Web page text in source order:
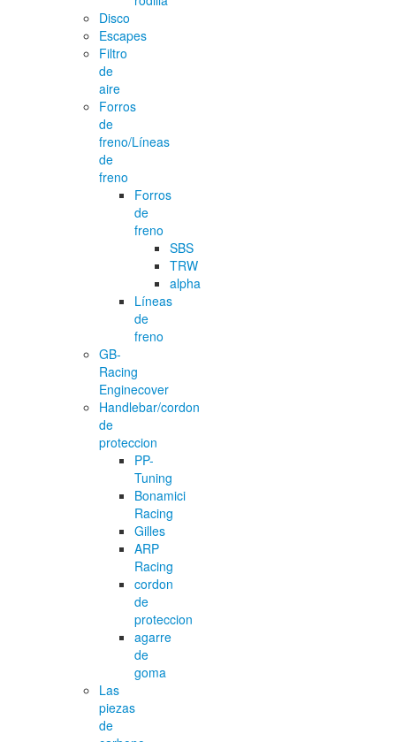
Disco
Escapes
Filtro
de
aire
Forros
de
freno/Líneas
de
freno
Forros
de
freno
SBS
TRW
alpha
Líneas
de
freno
GB-
Racing
Enginecover
Handlebar/cordon
de
proteccion
PP-
Tuning
Bonamici
Racing
Gilles
ARP
Racing
cordon
de
proteccion
agarre
de
goma
Las
piezas
de